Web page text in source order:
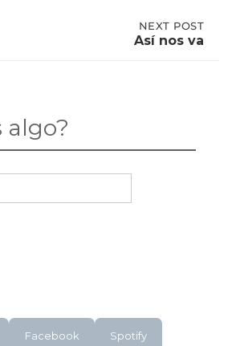
NEXT POST
Así nos va
algo?
Facebook Spotify